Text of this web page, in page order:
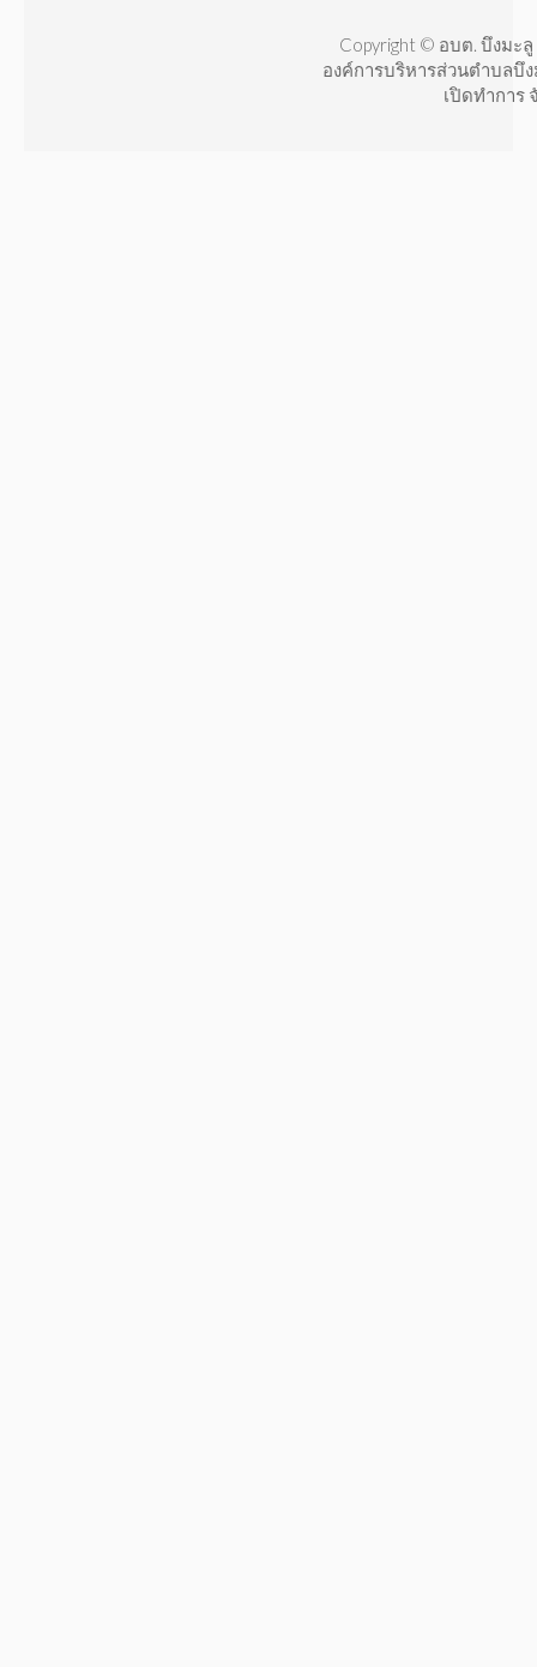
Copyright © อบต. บึงมะ
องค์การบริหารส่วนตำบลบึ